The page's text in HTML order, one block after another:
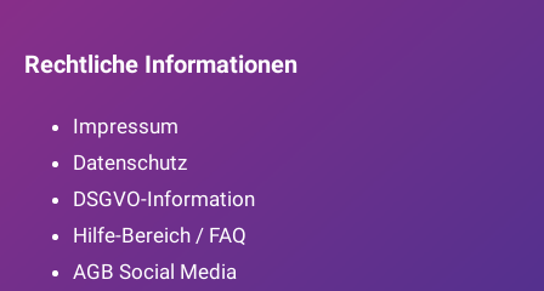
Rechtliche Informationen
Impressum
Datenschutz
DSGVO-Information
Hilfe-Bereich / FAQ
AGB Social Media